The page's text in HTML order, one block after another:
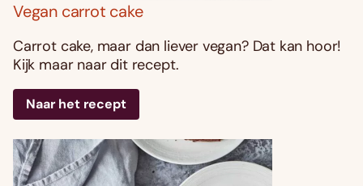
Vegan carrot cake
Carrot cake, maar dan liever vegan? Dat kan hoor!
Kijk maar naar dit recept.
Naar het recept